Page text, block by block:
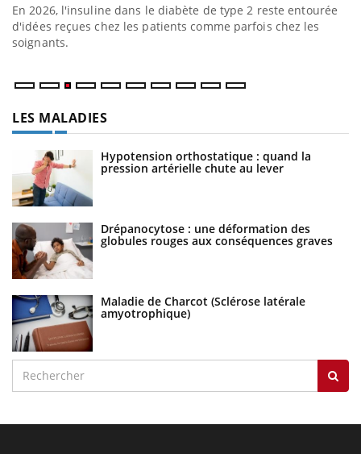
En 2026, l'insuline dans le diabète de type 2 reste entourée
d'idées reçues chez les patients comme parfois chez les
soignants.
LES MALADIES
Hypotension orthostatique : quand la
pression artérielle chute au lever
Drépanocytose : une déformation des
globules rouges aux conséquences graves
Maladie de Charcot (Sclérose latérale
amyotrophique)